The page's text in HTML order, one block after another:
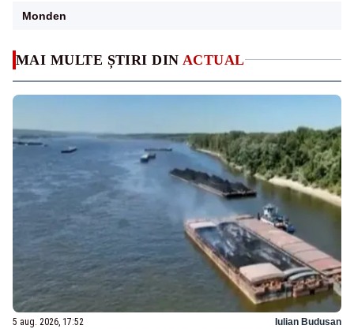
MAI MULTE ȘTIRI DIN ACTUAL
5 aug. 2026, 17:52 Iulian Budusan
Monden